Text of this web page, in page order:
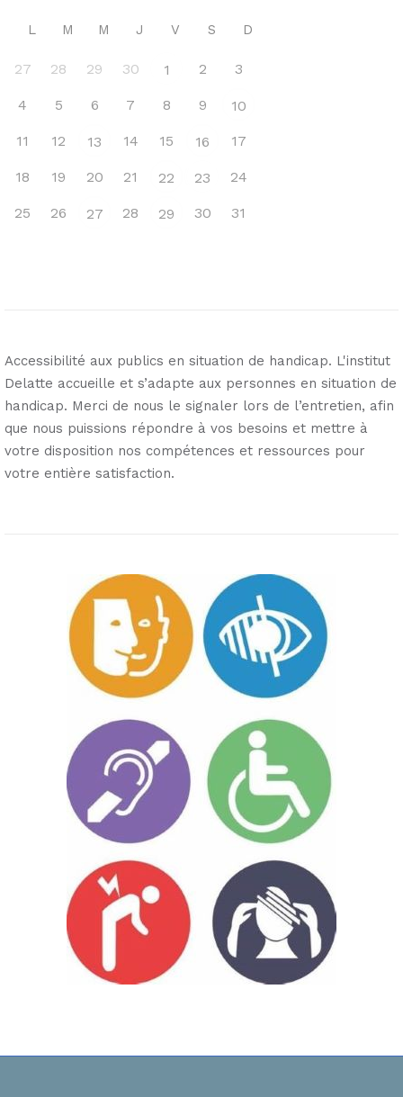
L M M J V S D
27 28 29 30 1 2 3
4 5 6 7 8 9 10
11 12 13 14 15 16 17
18 19 20 21 22 23 24
25 26 27 28 29 30 31
Accessibilité aux publics en situation de handicap. L'institut
Delatte accueille et s’adapte aux personnes en situation de
handicap. Merci de nous le signaler lors de l’entretien, afin
que nous puissions répondre à vos besoins et mettre à
votre disposition nos compétences et ressources pour
votre entière satisfaction.